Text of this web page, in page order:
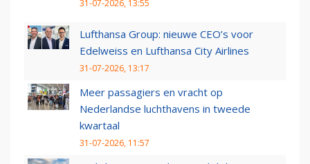
31-07-2026, 13:55
Lufthansa Group: nieuwe CEO’s voor
Edelweiss en Lufthansa City Airlines
31-07-2026, 13:17
Meer passagiers en vracht op
Nederlandse luchthavens in tweede
kwartaal
31-07-2026, 11:57